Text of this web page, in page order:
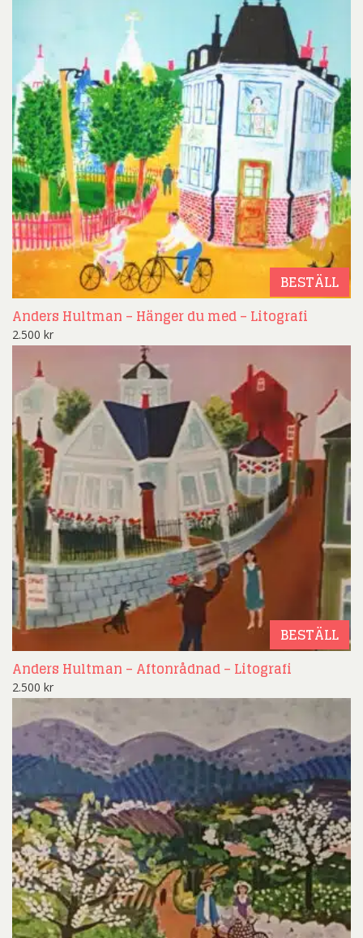
BESTÄLL
Anders Hultman – Hänger du med – Litografi
2.500 kr
BESTÄLL
Anders Hultman – Aftonrådnad – Litografi
2.500 kr